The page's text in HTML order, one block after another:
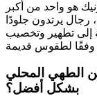
هو واحد من أكبر
رجال يرتدون جلودًا
إلى تطهير وتخصيب
الطهي المحلي
بشكل أفضل؟